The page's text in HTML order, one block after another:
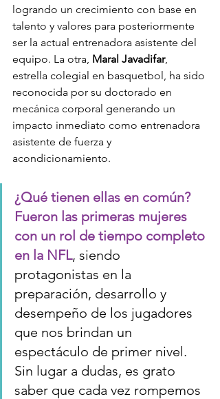
logrando un crecimiento con base en
talento y valores para posteriormente
ser la actual entrenadora asistente del
equipo. La otra, Maral Javadifar,
estrella colegial en basquetbol, ha sido
reconocida por su doctorado en
mecánica corporal generando un
impacto inmediato como entrenadora
asistente de fuerza y
acondicionamiento.
¿Qué tienen ellas en común?
Fueron las primeras mujeres
con un rol de tiempo completo
en la NFL, siendo
protagonistas en la
preparación, desarrollo y
desempeño de los jugadores
que nos brindan un
espectáculo de primer nivel.
Sin lugar a dudas, es grato
saber que cada vez rompemos